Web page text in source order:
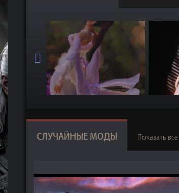
СЛУЧАЙНЫЕ МОДЫ Показать все